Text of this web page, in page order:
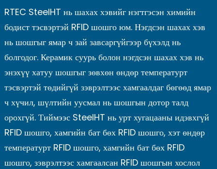
RTEC SteelHT нь шахах хэвийг нэгтгэсэн химийн
бодист тэсвэртэй RFID шошго юм. Нэгдсэн шахах хэв
нь шошгыг ямар ч зай завсаргүйгээр бүхэлд нь
болгодог. Керамик суурь болон нэгдсэн шахах хэв нь
энэхүү хатуу шошгыг зөвхөн өндөр температурт
тэсвэртэй төдийгүй зэврэлтээс хамгаалдаг бөгөөд ямар
ч хүчил, шүлтийн уусмал нь шошгын дотор талд
орохгүй. Тиймээс SteelHT нь урт хугацааны идэвхгүй
RFID шошго, хамгийн бат бөх RFID шошго, хэт өндөр
температурт RFID шошго, хамгийн бат бөх RFID
шошго, зэврэлтээс хамгаалсан RFID шошгын хослол